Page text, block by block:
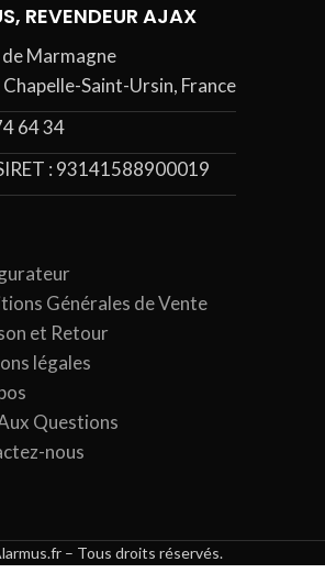
REVENDEUR AJAX
Marmagne
Saint-Ursin, France
64 34
: 93141588900019
Générales de Vente
et Retour
légales
Questions
nous
– Tous droits réservés.